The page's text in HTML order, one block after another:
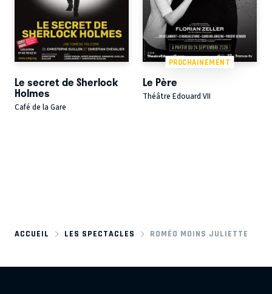
Le secret de Sherlock
Holmes
Café de la Gare
PROCHAINEMENT
Le Père
Théâtre Edouard VII
ACCUEIL LES SPECTACLES ROMÉO MOINS JULIETTE